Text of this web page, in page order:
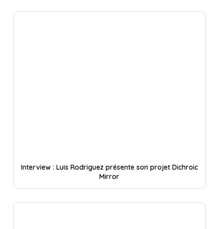
Interview : Luis Rodriguez présente son projet Dichroic
Mirror